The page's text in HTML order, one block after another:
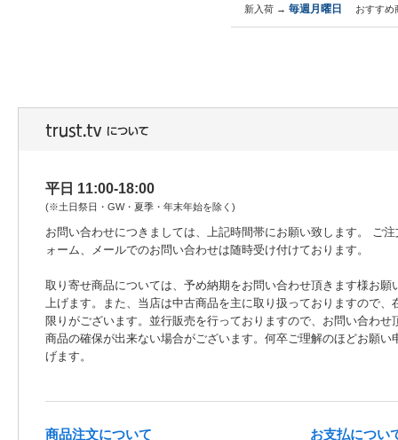
新入荷 → 毎週月曜日 おすす
平日 11:00-18:00
(※土日祭日・GW・夏季・年末年始を除く)
お問い合わせにつきましては、上記時間帯にお願い致します。 ご注
ォーム、メールでのお問い合わせは随時受け付けております。
取り寄せ商品については、予め納期をお問い合わせ頂きます様お願
上げます。また、当店は中古商品を主に取り扱っておりますので、
限りがございます。並行販売を行っておりますので、お問い合わせ
商品の確保が出来ない場合がございます。何卒ご理解のほどお願い
げます。
商品注文について お支払につい